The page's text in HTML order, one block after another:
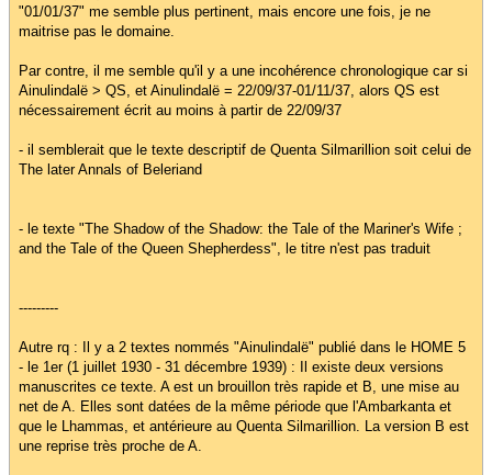
"01/01/37" me semble plus pertinent, mais encore une fois, je ne
maitrise pas le domaine.
Par contre, il me semble qu'il y a une incohérence chronologique car si
Ainulindalë > QS, et Ainulindalë = 22/09/37-01/11/37, alors QS est
nécessairement écrit au moins à partir de 22/09/37
- il semblerait que le texte descriptif de Quenta Silmarillion soit celui de
The later Annals of Beleriand
- le texte "The Shadow of the Shadow: the Tale of the Mariner's Wife ;
and the Tale of the Queen Shepherdess", le titre n'est pas traduit
---------
Autre rq : Il y a 2 textes nommés "Ainulindalë" publié dans le HOME 5
- le 1er (1 juillet 1930 - 31 décembre 1939) : Il existe deux versions
manuscrites ce texte. A est un brouillon très rapide et B, une mise au
net de A. Elles sont datées de la même période que l'Ambarkanta et
que le Lhammas, et antérieure au Quenta Silmarillion. La version B est
une reprise très proche de A.